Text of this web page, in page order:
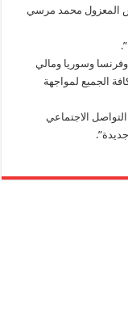
المعزول محمد مرسي
وسوريا ومالي
الجميع لمواجهة
الاجتماعي